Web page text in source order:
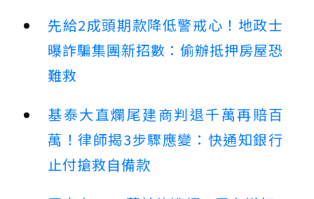
先給2成頭期款降低警戒心！地政士
曝詐騙集團新招數：偷辦抵押房屋恐
難救
基泰大直爛尾建商判退千萬再賠百
萬！律師揭3步驟應變：快通知銀行
止付搶救自備款